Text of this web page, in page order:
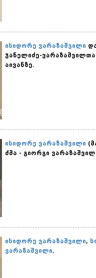
ისიდორე ვარაზაშვილი
ჯანელიძე-
აივანზე.
ისიდორე ვარაზაშვილი
ძმა - გიორგი
ისიდორე ვარაზაშვილი,
ვარაზაშვილი.